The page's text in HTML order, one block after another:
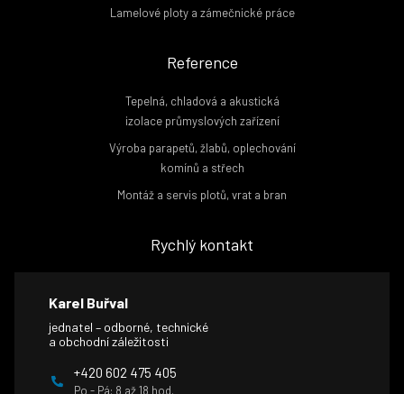
Lamelové ploty a zámečnické práce
Reference
Tepelná, chladová a akustická
izolace průmyslových zařízení
Výroba parapetů, žlabů, oplechování
komínů a střech
Montáž a servis plotů, vrat a bran
Rychlý kontakt
Karel Buřval
jednatel – odborné, technické
a obchodní záležitosti
+420 602 475 405
Po - Pá: 8 až 18 hod.